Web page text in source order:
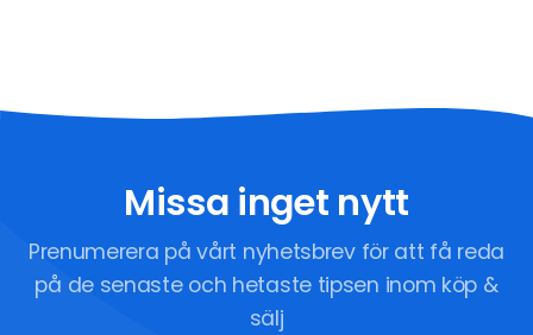
Missa inget nytt
Prenumerera på vårt nyhetsbrev för att få reda
på de senaste och hetaste tipsen inom köp &
sälj